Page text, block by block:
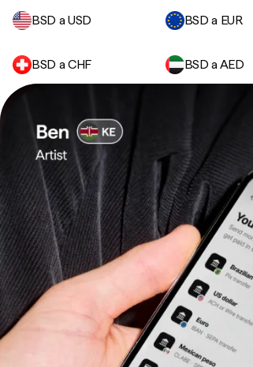
BSD a USD
BSD a EUR
BSD a CHF BSD a AED